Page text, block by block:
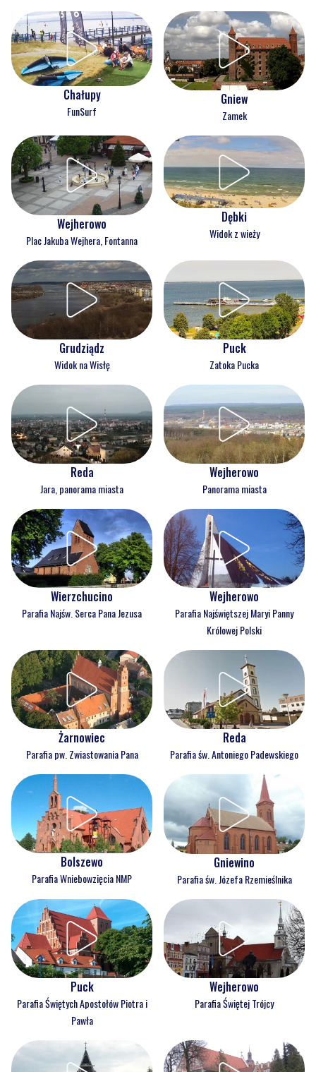
Chałupy
FunSurf
Gniew
Zamek
Wejherowo
Plac Jakuba Wejhera, Fontanna
Dębki
Widok z wieży
Grudziądz
Widok na Wisłę
Puck
Zatoka Pucka
Reda
Jara, panorama miasta
Wejherowo
Panorama miasta
Wierzchucino
Parafia Najśw. Serca Pana Jezusa
Wejherowo
Parafia Najświętszej Maryi Panny
Królowej Polski
Żarnowiec
Parafia pw. Zwiastowania Pana
Reda
Parafia św. Antoniego Padewskiego
Bolszewo
Parafia Wniebowzięcia NMP
Gniewino
Parafia św. Józefa Rzemieślnika
Puck
Parafia Świętych Apostołów Piotra i
Pawła
Wejherowo
Parafia Świętej Trójcy